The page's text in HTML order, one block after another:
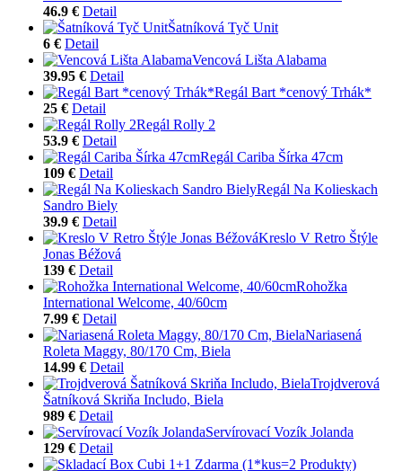
46.9 € Detail
Šatníková Tyč Unit
6 € Detail
Vencová Lišta Alabama
39.95 € Detail
Regál Bart *cenový Trhák*
25 € Detail
Regál Rolly 2
53.9 € Detail
Regál Cariba Šírka 47cm
109 € Detail
Regál Na Kolieskach
Sandro Biely
39.9 € Detail
Kreslo V Retro Štýle
Jonas Béžová
139 € Detail
Rohožka
International Welcome, 40/60cm
7.99 € Detail
Nariasená
Roleta Maggy, 80/170 Cm, Biela
14.99 € Detail
Trojdverová
Šatníková Skriňa Includo, Biela
989 € Detail
Servírovací Vozík Jolanda
129 € Detail